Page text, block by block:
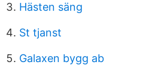
Hästen säng
St tjanst
Galaxen bygg ab